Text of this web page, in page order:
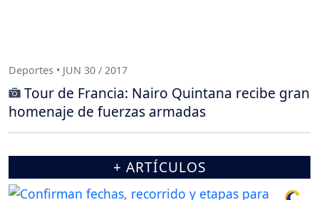
Deportes • JUN 30 / 2017
Tour de Francia: Nairo Quintana recibe gran
homenaje de fuerzas armadas
+ ARTÍCULOS